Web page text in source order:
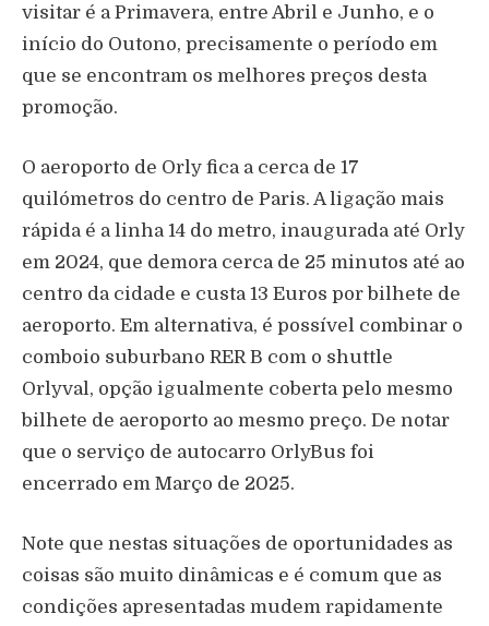
visitar é a Primavera, entre Abril e Junho, e o
início do Outono, precisamente o período em
que se encontram os melhores preços desta
promoção.
O aeroporto de Orly fica a cerca de 17
quilómetros do centro de Paris. A ligação mais
rápida é a linha 14 do metro, inaugurada até Orly
em 2024, que demora cerca de 25 minutos até ao
centro da cidade e custa 13 Euros por bilhete de
aeroporto. Em alternativa, é possível combinar o
comboio suburbano RER B com o shuttle
Orlyval, opção igualmente coberta pelo mesmo
bilhete de aeroporto ao mesmo preço. De notar
que o serviço de autocarro OrlyBus foi
encerrado em Março de 2025.
Note que nestas situações de oportunidades as
coisas são muito dinâmicas e é comum que as
condições apresentadas mudem rapidamente